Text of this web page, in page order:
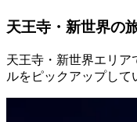
天王寺・新世界の
天王寺・新世界エリア
ルをピックアップして